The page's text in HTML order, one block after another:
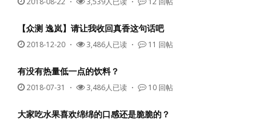
【众测 逸岚】请让我收回真香这句话吧
2018-12-20 ・ 3,486人已读 ・ 11 回帖
有没有热量低一点的饮料？
2018-07-31 ・ 3,486人已读 ・ 10 回帖
大家吃水果喜欢绵绵的口感还是脆脆的？